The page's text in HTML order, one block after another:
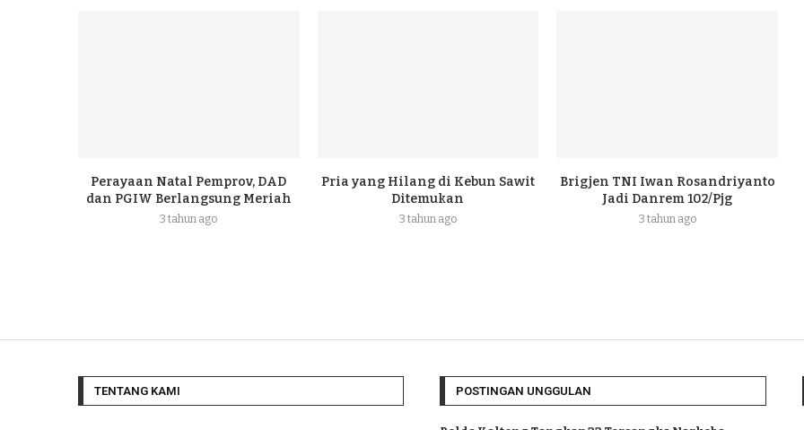
Perayaan Natal Pemprov, DAD
dan PGIW Berlangsung Meriah
3 tahun ago
Pria yang Hilang di Kebun Sawit
Ditemukan
3 tahun ago
Brigjen TNI Iwan Rosandriyanto
Jadi Danrem 102/Pjg
3 tahun ago
TENTANG KAMI POSTINGAN UNGGULAN